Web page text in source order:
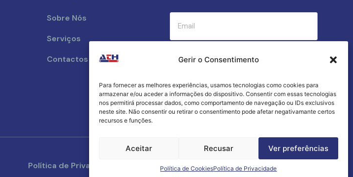
Gerir o Consentimento
Para fornecer as melhores experiências, usamos tecnologias como cookies para
armazenar e/ou aceder a informações do dispositivo. Consentir com essas tecnologias
nos permitirá processar dados, como comportamento de navegação ou IDs exclusivos
neste site. Não consentir ou retirar o consentimento pode afetar negativamante certos
recursos e funções.
Aceitar Recusar Ver preferências
Política de CookiesPolítica de Privacidade
Sobre Nós
Serviços
Contactos
Submeter
Criamos a cozinha perfeita para o seu
sucesso gastronómico!
Política de Privacidade Termos e Condições Livro de Reclamações